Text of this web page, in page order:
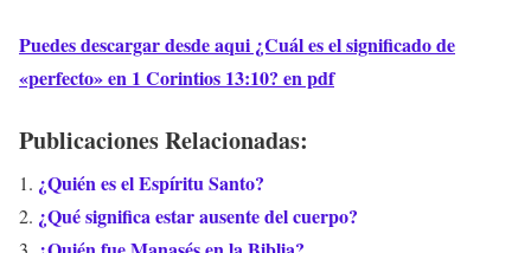
Puedes descargar desde aqui ¿Cuál es el significado de
«perfecto» en 1 Corintios 13:10? en pdf
Publicaciones Relacionadas:
¿Quién es el Espíritu Santo?
¿Qué significa estar ausente del cuerpo?